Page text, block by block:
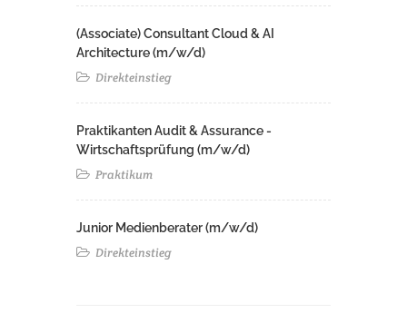
(Associate) Consultant Cloud & AI
Architecture (m/w/d)​ ​
Direkteinstieg
Praktikanten Audit & Assurance -
Wirtschaftsprüfung (m/w/d)
Praktikum
Junior Medienberater (m/w/d)
Direkteinstieg